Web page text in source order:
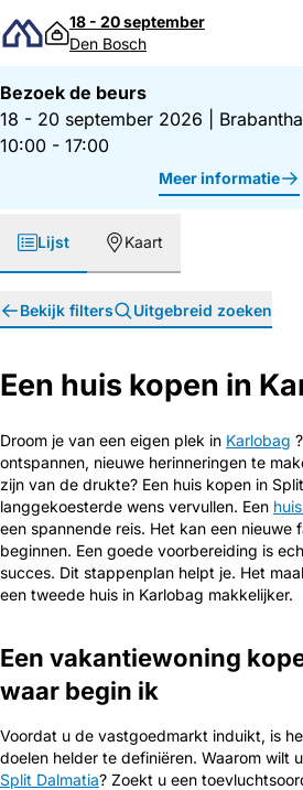
Direct naar inhoud
18 - 20 september
Den Bosch
Bezoek de beurs
18 - 20 september 2026
10:00 - 17:00
Meer informatie
Lijst Kaart
Bekijk filters Uitgebreid zoeken
Een huis kopen in
Droom je van een eigen plek in Karlobag
ontspannen, nieuwe herinneringen te
zijn van de drukte? Een huis kopen in
langgekoesterde wens vervullen. Een
een spannende reis. Het kan een nieuwe
beginnen. Een goede voorbereiding is
succes. Dit stappenplan helpt je. Het
een tweede huis in Karlobag makkelijker.
Een vakantiewoning
waar begin ik
Voordat u de vastgoedmarkt induikt, is
doelen helder te definiëren. Waarom wilt u
Split Dalmatia? Zoekt u een